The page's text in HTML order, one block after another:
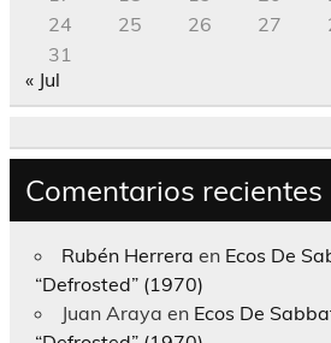
24
25 26 27
31
« Jul
Comentarios recientes
Rubén Herrera en Ecos De
“Defrosted” (1970)
Juan Araya en Ecos De